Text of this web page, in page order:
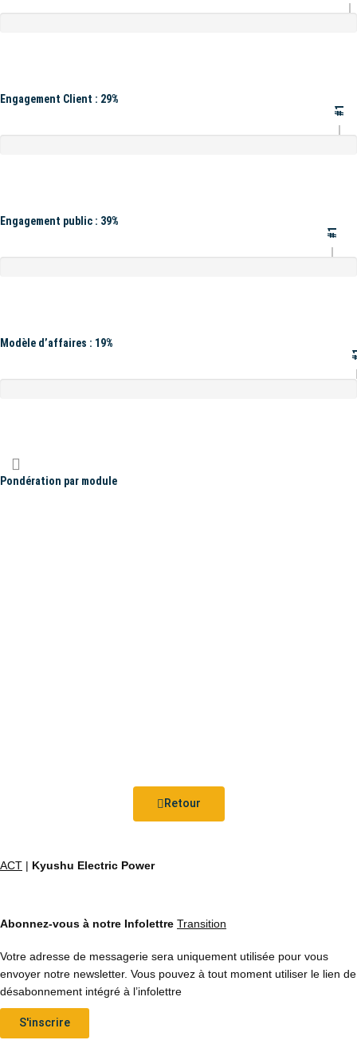
Engagement Client : 29%
#1
Engagement public : 39%
#1
Modèle d’affaires : 19%
Pondération par module
Retour
ACT | Kyushu Electric Power
Abonnez-vous à notre Infolettre Transition
Votre adresse de messagerie sera uniquement utilisée pour vous
envoyer notre newsletter. Vous pouvez à tout moment utiliser le lien de
désabonnement intégré à l’infolettre
S'inscrire